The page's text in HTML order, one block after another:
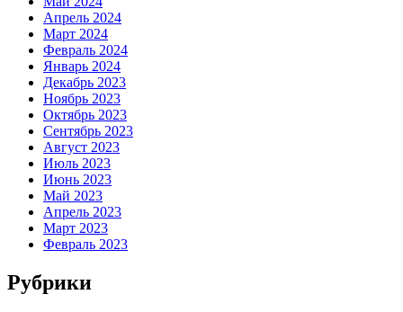
Апрель 2024
Март 2024
Февраль 2024
Январь 2024
Декабрь 2023
Ноябрь 2023
Октябрь 2023
Сентябрь 2023
Август 2023
Июль 2023
Июнь 2023
Май 2023
Апрель 2023
Март 2023
Февраль 2023
Рубрики